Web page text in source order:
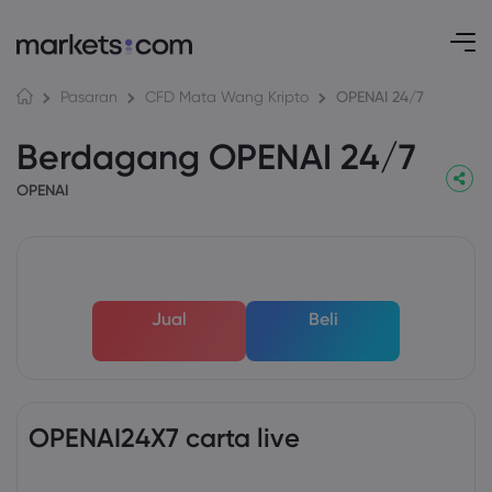
Pasaran CFD Mata Wang Kripto OPENAI 24/7
Berdagang OPENAI 24/7
OPENAI
Jual Beli
OPENAI24X7 carta live